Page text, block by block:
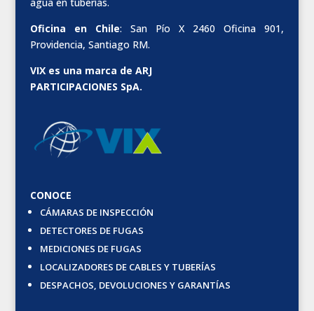
Oficina en Chile: San Pío X 2460 Oficina 901,
Providencia, Santiago RM.
VIX es una marca de ARJ
PARTICIPACIONES SpA.
CONOCE
CÁMARAS DE INSPECCIÓN
DETECTORES DE FUGAS
MEDICIONES DE FUGAS
LOCALIZADORES DE CABLES Y TUBERÍAS
DESPACHOS, DEVOLUCIONES Y GARANTÍAS